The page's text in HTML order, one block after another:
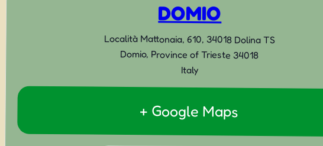
DOMIO
Località Mattonaia, 610, 34018 Dolina TS
Domio, Province of Trieste 34018
Italy
+ Google Maps